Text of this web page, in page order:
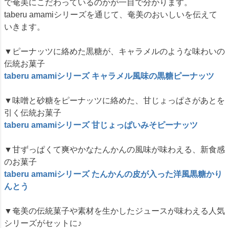
で奄美にこだわっているのかが一目で分かります。
taberu amamiシリーズを通じて、奄美のおいしいを伝えて
いきます。
▼ピーナッツに絡めた黒糖が、キャラメルのような味わいの
伝統お菓子
taberu amamiシリーズ キャラメル風味の黒糖ピーナッツ
▼味噌と砂糖をピーナッツに絡めた、甘じょっぱさがあとを
引く伝統お菓子
taberu amamiシリーズ 甘じょっぱいみそピーナッツ
▼甘ずっぱくて爽やかなたんかんの風味が味わえる、新食感
のお菓子
taberu amamiシリーズ たんかんの皮が入った洋風黒糖かり
んとう
▼奄美の伝統菓子や素材を生かしたジュースが味わえる人気
シリーズがセットに♪